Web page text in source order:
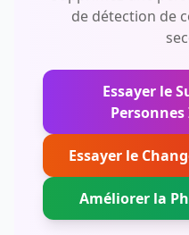
de détection de
Essayer le
Essayer le
Améliorer la